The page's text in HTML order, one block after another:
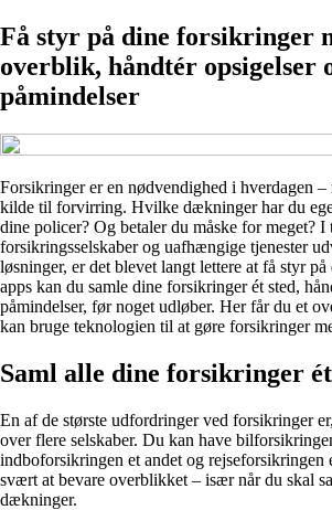
Få styr på dine forsikringer
overblik, håndtér opsigelser
påmindelser
Forsikringer er en nødvendighed i hverdagen –
kilde til forvirring. Hvilke dækninger har du
dine policer? Og betaler du måske for meget? I
forsikringsselskaber og uafhængige tjenester
løsninger, er det blevet langt lettere at få styr
apps kan du samle dine forsikringer ét sted,
påmindelser, før noget udløber. Her får du et
kan bruge teknologien til at gøre forsikringer
Saml alle dine forsikringer
En af de største udfordringer ved forsikringer
over flere selskaber. Du kan have
indboforsikringen et andet og rejseforsikringen
svært at bevare overblikket – især når du skal
dækninger.